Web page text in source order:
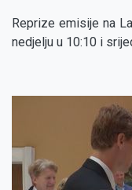
Reprize emisije na
nedjelju u 10:10 i